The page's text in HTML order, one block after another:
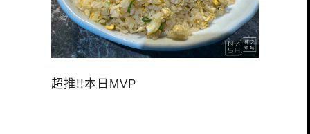
超推!!本日MVP